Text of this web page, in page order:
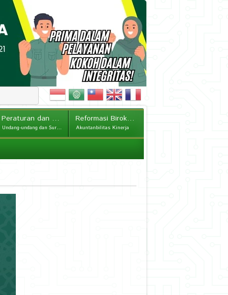
Peraturan dan Kebijakan
Undang-undang dan Surat Edaran
Reformasi Birokrasi
Akuntanbilitas Kinerja